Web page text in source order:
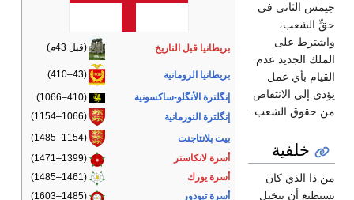
بريطانيا قبل التاريخ (قبل 43م)
بريطانيا الرومانية (43–410)
إنگلترة الأنگلو-ساكسونية
(410–1066)
إنگلترة النورمانية
(1066–1154)
بيت پلانتاجنت
(1154–1485)
أسرة لانكاستر
(1399–1471)
أسرة يورك
(1461–1485)
أسرة تيودور
(1485–1603)
جيمس الثاني في
حقِّ الشعب،
واشترط على
الملك الجديد عدم
القيام بأي عمل
يؤدي إلى الانتقاص
من حقوق الشعب.
خلفية
من ذا الذي كان
يستطيع أن يتخيل